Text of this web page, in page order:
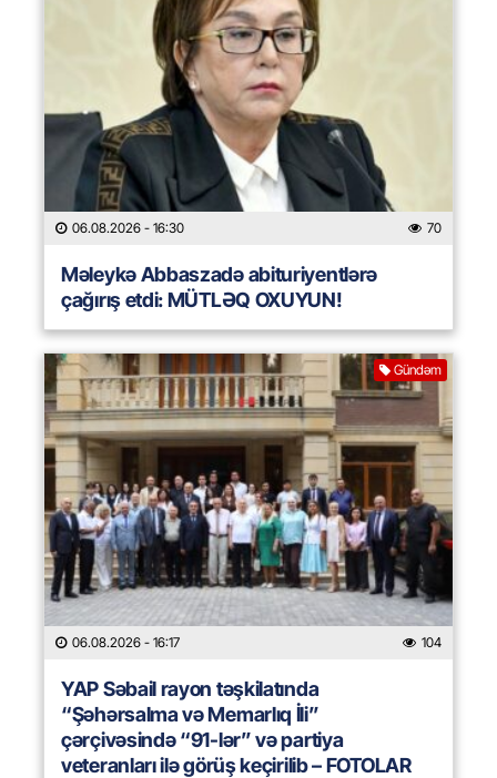
06.08.2026 - 16:30 70
Məleykə Abbaszadə abituriyentlərə
çağırış etdi: MÜTLƏQ OXUYUN!
Gündəm
06.08.2026 - 16:17 104
YAP Səbail rayon təşkilatında
“Şəhərsalma və Memarlıq İli”
çərçivəsində “91-lər” və partiya
veteranları ilə görüş keçirilib – FOTOLAR